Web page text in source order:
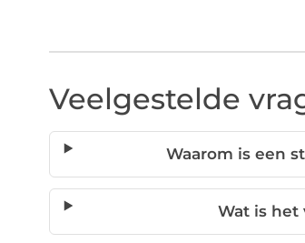
Veelgestelde
Waarom is een
Wat is het